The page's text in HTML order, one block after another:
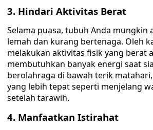
3. Hindari Aktivitas Berat
Selama puasa, tubuh Anda mungkin
lemah dan kurang bertenaga. Oleh
melakukan aktivitas fisik yang berat
membutuhkan banyak energi saat
berolahraga di bawah terik
yang lebih tepat seperti menjelang
setelah tarawih.
4. Manfaatkan Istirahat